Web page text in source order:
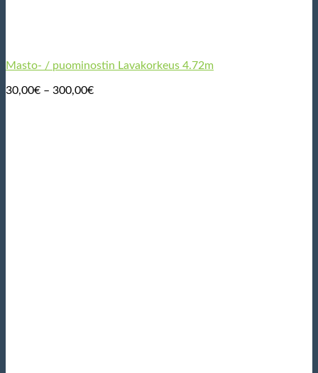
Masto- / puominostin Lavakorkeus 4.72m
30,00€ – 300,00€Hintaluokka: